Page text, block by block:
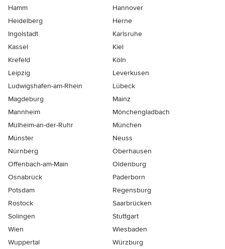
Hamm
Hannover
Heidelberg
Herne
Ingolstadt
Karlsruhe
Kassel
Kiel
Krefeld
Köln
Leipzig
Leverkusen
Ludwigshafen-am-Rhein
Lübeck
Magdeburg
Mainz
Mannheim
Mönchen­gladbach
Mülheim-an-der-Ruhr
München
Münster
Neuss
Nürnberg
Oberhausen
Offenbach-am-Main
Oldenburg
Osnabrück
Paderborn
Potsdam
Regensburg
Rostock
Saarbrücken
Solingen
Stuttgart
Wien
Wiesbaden
Wuppertal
Würzburg